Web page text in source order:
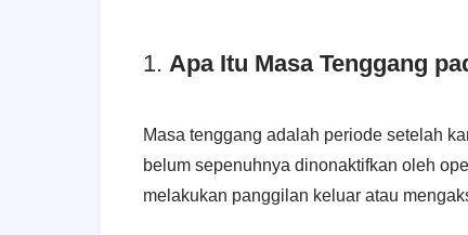
1. Apa Itu Masa Tenggang
Masa tenggang adalah periode setelah
belum sepenuhnya dinonaktifkan oleh
melakukan panggilan keluar atau